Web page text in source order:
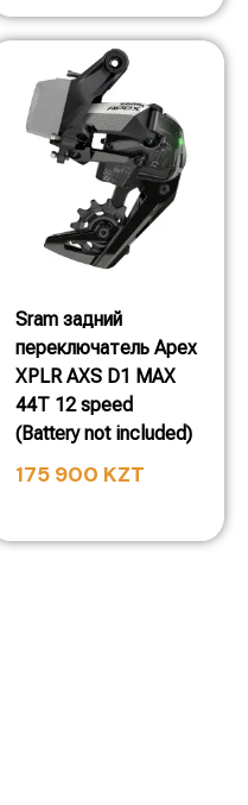
Sram задний
переключатель Apex
XPLR AXS D1 MAX
44T 12 speed
(Battery not included)
175 900 KZT